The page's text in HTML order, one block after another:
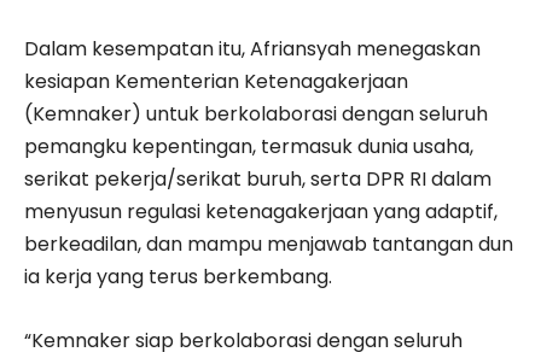
Dalam kesempatan itu, Afriansyah menegaskan
kesiapan Kementerian Ketenagakerjaan
(Kemnaker) untuk berkolaborasi dengan seluruh
pemangku kepentingan, termasuk dunia usaha,
serikat pekerja/serikat buruh, serta DPR RI dalam
menyusun regulasi ketenagakerjaan yang adaptif,
berkeadilan, dan mampu menjawab tantangan dun
ia kerja yang terus berkembang.
“Kemnaker siap berkolaborasi dengan seluruh